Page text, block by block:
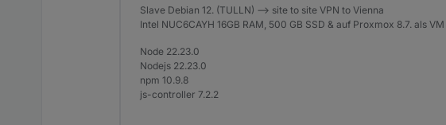
Slave Debian 12. (TULLN) --> site to site VPN to Vienna
Intel NUC6CAYH 16GB RAM, 500 GB SSD & auf Proxmox 8.7. als VM
Node 22.23.0
Nodejs 22.23.0
npm 10.9.8
js-controller 7.2.2